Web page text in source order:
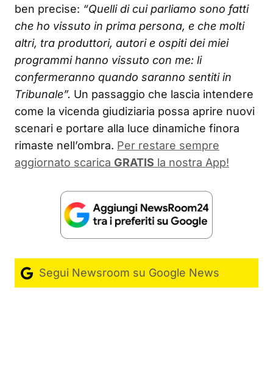
ben precise: “Quelli di cui parliamo sono fatti
che ho vissuto in prima persona, e che molti
altri, tra produttori, autori e ospiti dei miei
programmi hanno vissuto con me: li
confermeranno quando saranno sentiti in
Tribunale”. Un passaggio che lascia intendere
come la vicenda giudiziaria possa aprire nuovi
scenari e portare alla luce dinamiche finora
rimaste nell’ombra. Per restare sempre
aggiornato scarica GRATIS la nostra App!
Segui Newsroom su Google News